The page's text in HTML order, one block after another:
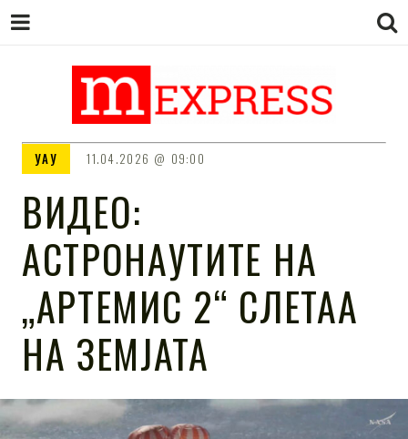
M EXPRESS
УАУ 11.04.2026 09:00
ВИДЕО:
АСТРОНАУТИТЕ НА
„АРТЕМИС 2“ СЛЕТАА
НА ЗЕМЈАТА